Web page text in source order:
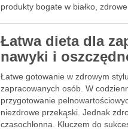
produkty bogate w białko,
Łatwa dieta dla
nawyki i
Łatwe gotowanie w zdrowym
zapracowanych osób. W
przygotowanie
niezdrowe przekąski. Jednak
czasochłonna. Kluczem do